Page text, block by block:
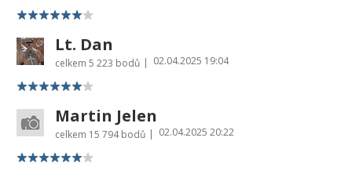
Lt. Dan
celkem 5 223 bodů | 02.04.2025 19:04
Martin Jelen
celkem 15 794 bodů | 02.04.2025 20:22